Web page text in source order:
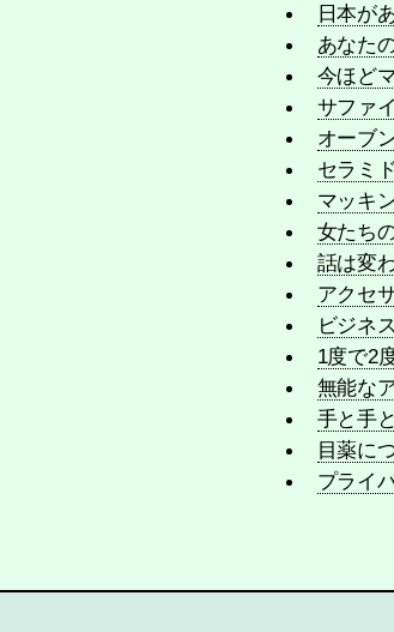
日本が
あなた
今ほど
サファ
オーブ
セラミ
マッキ
女たち
話は変
アクセ
ビジネ
1度で2
無能な
手と手
目薬に
プライ